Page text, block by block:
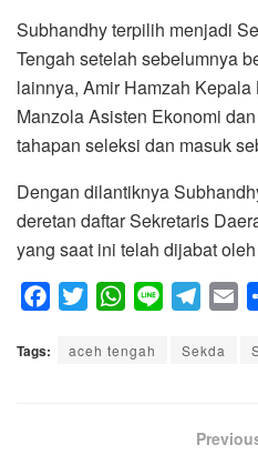
Subhandhy terpilih menjadi
Tengah setelah sebelumnya
lainnya, Amir Hamzah
Manzola Asisten Ekonomi
tahapan seleksi dan masuk
Dengan dilantiknya
deretan daftar Sekretaris
yang saat ini telah dijabat
i
W
a
l
r
Tags: aceh tengah Sekda